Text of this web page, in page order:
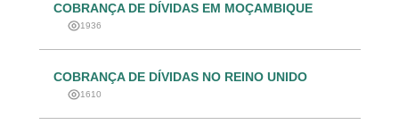
COBRANÇA DE DÍVIDAS EM MOÇAMBIQUE
1936
COBRANÇA DE DÍVIDAS NO REINO UNIDO
1610